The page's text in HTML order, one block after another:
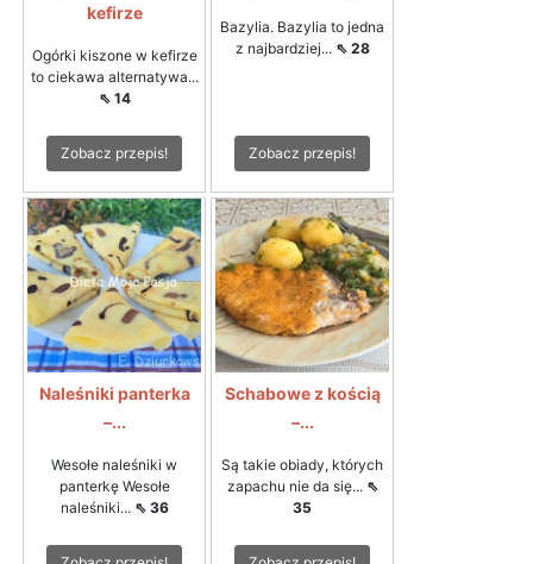
kefirze
Ogórki kiszone w kefirze
to ciekawa alternatywa...
⇖ 14
Zobacz przepis!
Bazylia. Bazylia to jedna
z najbardziej... ⇖ 28
Zobacz przepis!
Naleśniki panterka
–...
Wesołe naleśniki w
panterkę Wesołe
naleśniki... ⇖ 36
Schabowe z kością
–...
Są takie obiady, których
zapachu nie da się... ⇖
35